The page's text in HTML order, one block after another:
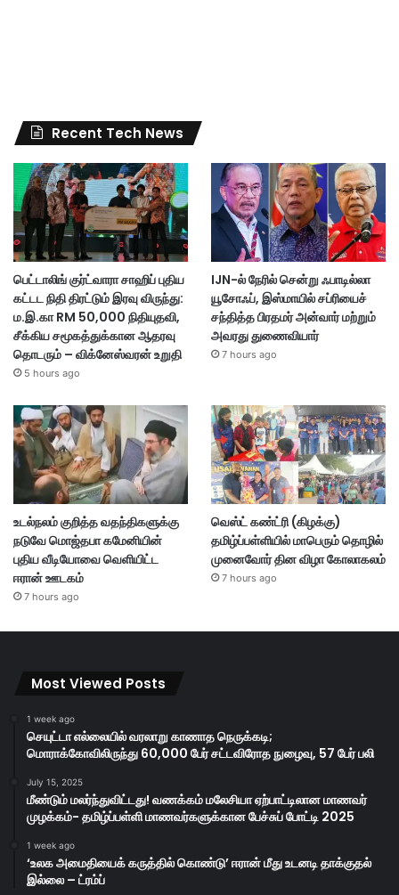
Recent Tech News
பெட்டாலிங் குர்ட்வாரா சாஹிப் புதிய
கட்டட நிதி திரட்டும் இரவு விருந்து:
ம.இ.கா RM 50,000 நிதியுதவி,
சீக்கிய சமூகத்துக்கான ஆதரவு
தொடரும் – விக்னேஸ்வரன் உறுதி
5 hours ago
IJN-ல் நேரில் சென்று ஃபாடில்லா
யூசோஃப், இஸ்மாயில் சப்ரியைச்
சந்தித்த பிரதமர் அன்வார் மற்றும்
அவரது துணைவியார்
7 hours ago
உடல்நலம் குறித்த வதந்திகளுக்கு
நடுவே மொஜ்தபா கமேனியின்
புதிய வீடியோவை வெளியிட்ட
ஈரான் ஊடகம்
7 hours ago
வெஸ்ட் கண்ட்ரி (கிழக்கு)
தமிழ்ப்பள்ளியில் மாபெரும் தொழில்
முனைவோர் தின விழா கோலாகலம்
7 hours ago
Most Viewed Posts
1 week ago
செயுட்டா எல்லையில் வரலாறு காணாத நெருக்கடி;
மொராக்கோவிலிருந்து 60,000 பேர் சட்டவிரோத நுழைவு, 57 பேர் பலி
July 15, 2025
மீண்டும் மலர்ந்துவிட்டது! வணக்கம் மலேசியா ஏற்பாட்டிலான மாணவர்
முழக்கம்- தமிழ்ப்பள்ளி மாணவர்களுக்கான பேச்சுப் போட்டி 2025
1 week ago
‘உலக அமைதியைக் கருத்தில் கொண்டு’ ஈரான் மீது உடனடி தாக்குதல்
இல்லை – ட்ரம்ப்